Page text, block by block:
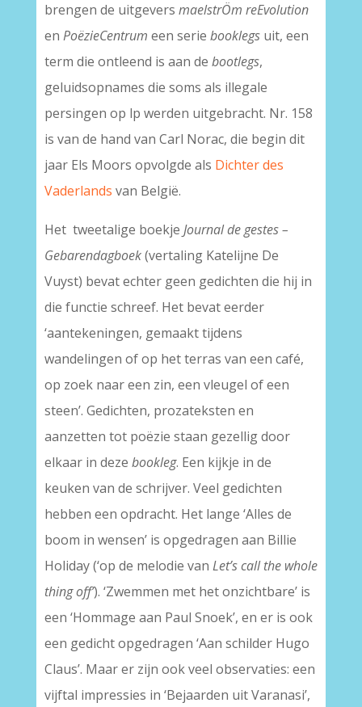
brengen de uitgevers maelstrÖm reEvolution
en PoëzieCentrum een serie booklegsuit, een
term die ontleend is aan de bootlegs,
geluidsopnames die soms als illegale
persingen op lp werden uitgebracht. Nr. 158
is van de hand van Carl Norac, die begin dit
jaar Els Moors opvolgde als Dichter des
Vaderlands van België.
Het tweetalige boekje Journal de gestes –
Gebarendagboek(vertaling Katelijne De
Vuyst) bevat echter geen gedichten die hij in
die functie schreef. Het bevat eerder
‘aantekeningen, gemaakt tijdens
wandelingen of op het terras van een café,
op zoek naar een zin, een vleugel of een
steen’. Gedichten, prozateksten en
aanzetten tot poëzie staan gezellig door
elkaar in deze bookleg. Een kijkje in de
keuken van de schrijver. Veel gedichten
hebben een opdracht. Het lange ‘Alles de
boom in wensen’ is opgedragen aan Billie
Holiday (‘op de melodie van Let’s call the whole
thing off’). ‘Zwemmen met het onzichtbare’ is
een ‘Hommage aan Paul Snoek’, en er is ook
een gedicht opgedragen ‘Aan schilder Hugo
Claus’. Maar er zijn ook veel observaties: een
vijftal impressies in ‘Bejaarden uit Varanasi’,